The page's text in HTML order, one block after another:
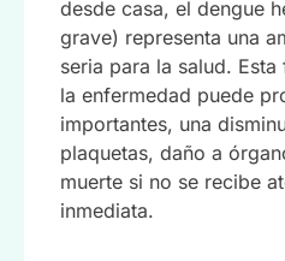
desde casa, el dengue
grave) representa una
seria para la salud.
la enfermedad puede
importantes, una
plaquetas, daño a
muerte si no se recibe
inmediata.